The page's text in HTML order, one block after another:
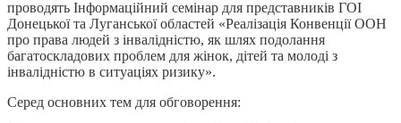
проводять Інформаційний семінар для представників ГОІ
Донецької та Луганської областей «Реалізація Конвенції ООН
про права людей з інвалідністю, як шлях подолання
багатоскладових проблем для жінок, дітей та молоді з
інвалідністю в ситуаціях ризику».
Серед основних тем для обговорення: